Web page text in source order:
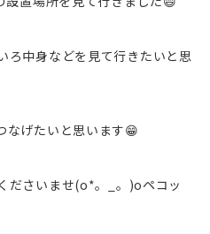
ろ中身などを見て行きたいと思
なげたいと思います😁
ださいませ(o*。_。)oペコッ